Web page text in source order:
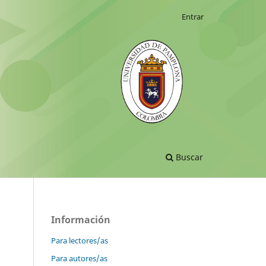
Buscar
Entrar
Información
Para lectores/as
Para autores/as